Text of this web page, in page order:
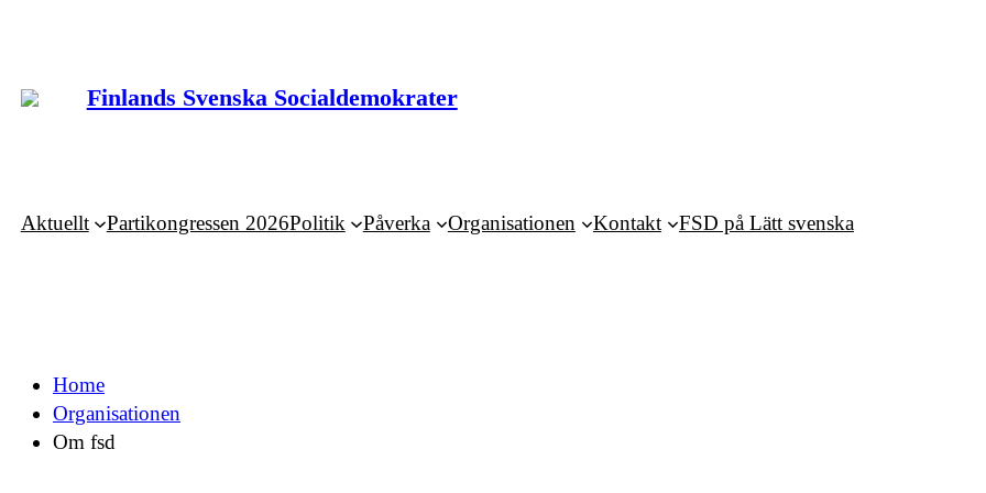
Finlands Svenska Socialdemokrater
Aktuellt Partikongressen 2026Politik Påverka Organisationen Kontakt FSD på Lätt svenska
Home
Organisationen
Om fsd